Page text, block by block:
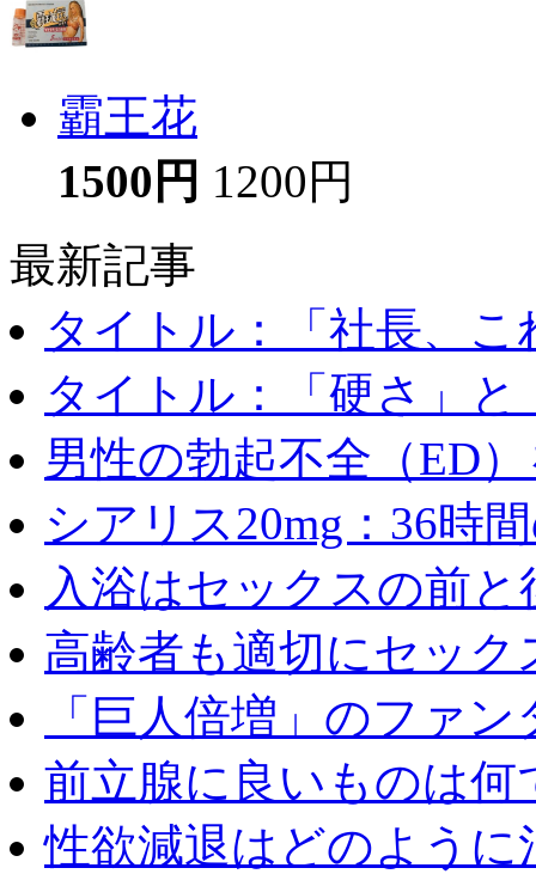
霸王花
1500円 1200円
最新記事
タイトル：「社長、こ
タイトル：「硬さ」と
男性の勃起不全（ED
シアリス20mg：36時
入浴はセックスの前
高齢者も適切にセック
「巨人倍増」のファ
前立腺に良いものは何
性欲減退はどのように